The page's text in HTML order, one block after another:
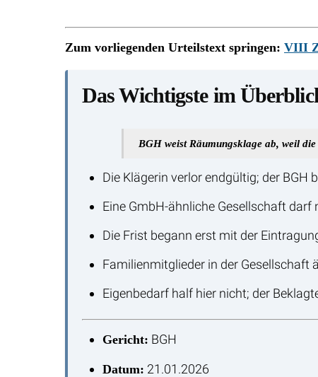
Zum vorliegenden Urteilstext springen: VIII
Das Wichtigste im
BGH weist Räumungsklage ab, weil
Die Klägerin verlor endgültig; der BGH
Eine GmbH-ähnliche Gesellschaft
Die Frist begann erst mit der
Familienmitglieder in der Gesellschaft
Eigenbedarf half hier nicht; der
Gericht: BGH
Datum: 21.01.2026